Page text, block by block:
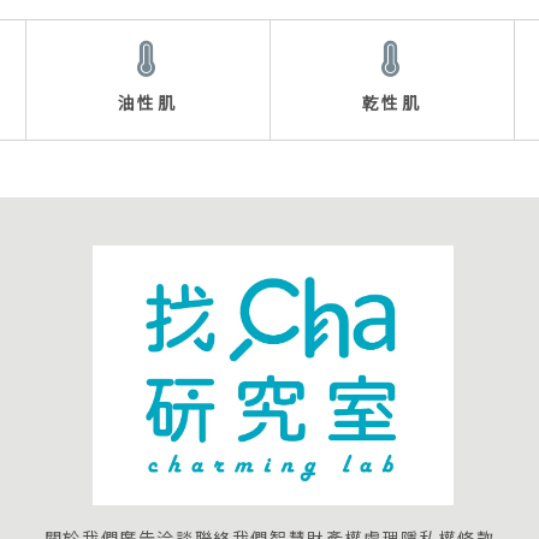
油性肌 乾性肌